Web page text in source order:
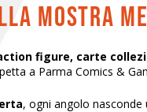
mostra
figure, carte
a Parma Comics &
, ogni angolo nasconde